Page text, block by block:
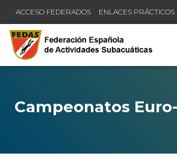
ACCESO FEDERADOS ENLACES PRÁCTICOS
COMPRUEBA TU TÍTULO Y
Campeonatos